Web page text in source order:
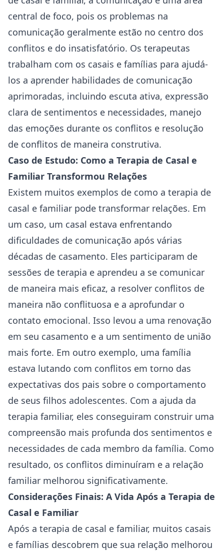
central‍ de foco, pois os ‍problemas na
comunicação geralmente estão‍ no centro dos
conflitos e do insatisfatório. Os terapeutas
trabalham com os casais​ e famílias para ajudá-
los a aprender habilidades de comunicação
aprimoradas, incluindo escuta ativa,⁤ expressão
⁤clara de sentimentos‍ e necessidades, manejo
das emoções durante os‌ conflitos e resolução
de conflitos de maneira construtiva.
Caso de Estudo: Como a Terapia de Casal ⁢e
Familiar Transformou Relações
Existem muitos‍ exemplos de como a terapia de
casal e familiar pode ⁢transformar relações. Em
um caso,‌ um casal estava enfrentando
dificuldades de comunicação após​ várias
décadas de casamento. Eles participaram de
sessões de terapia e aprendeu a‌ se⁤ comunicar
de maneira⁣ mais eficaz, a resolver conflitos⁢ de
maneira não conflituosa ⁣e a aprofundar o⁣
contato emocional. Isso levou ⁤a uma renovação
em seu⁣ casamento e a um sentimento de união
mais forte. Em outro exemplo,⁢ uma família
estava lutando​ com conflitos em‍ torno das
expectativas dos pais sobre o ⁤comportamento
de seus filhos adolescentes. Com a ajuda da
terapia familiar, eles‌ conseguiram construir ⁣uma
compreensão mais profunda dos sentimentos e⁢
necessidades de cada membro da família. Como
resultado, os conflitos diminuíram e a relação
⁤familiar melhorou significativamente.
Considerações Finais: A Vida Após a ⁣Terapia de
Casal e Familiar
Após a terapia de ⁤casal e familiar, muitos casais ​
e famílias descobrem‍ que sua relação melhorou